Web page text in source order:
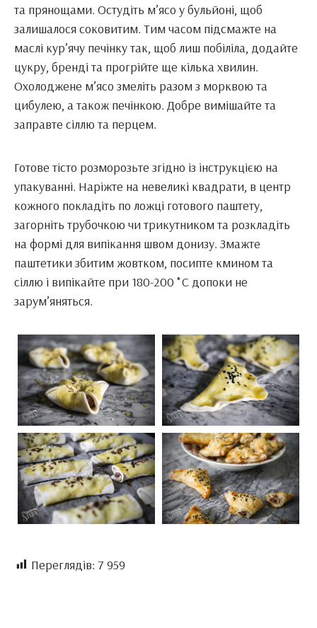
та прянощами. Остудіть м’ясо у бульйоні, щоб
залишалося соковитим. Тим часом підсмажте на
маслі кур’ячу печінку так, щоб лиш побіліла, додайте
цукру, бренді та прогрійте ще кілька хвилин.
Охолоджене м’ясо змеліть разом з морквою та
цибулею, а також печінкою. Добре вимішайте та
заправте сіллю та перцем.
Готове тісто розморозьте згідно із інструкцією на
упакуванні. Наріжте на невеликі квадрати, в центр
кожного покладіть по ложці готового паштету,
загорніть трубочкою чи трикутником та розкладіть
на формі для випікання швом донизу. Змажте
паштетики збитим жовтком, посипте кмином та
сіллю і випікайте при 180-200 ˚С допоки не
зарум’яняться.
Переглядів: 7 959